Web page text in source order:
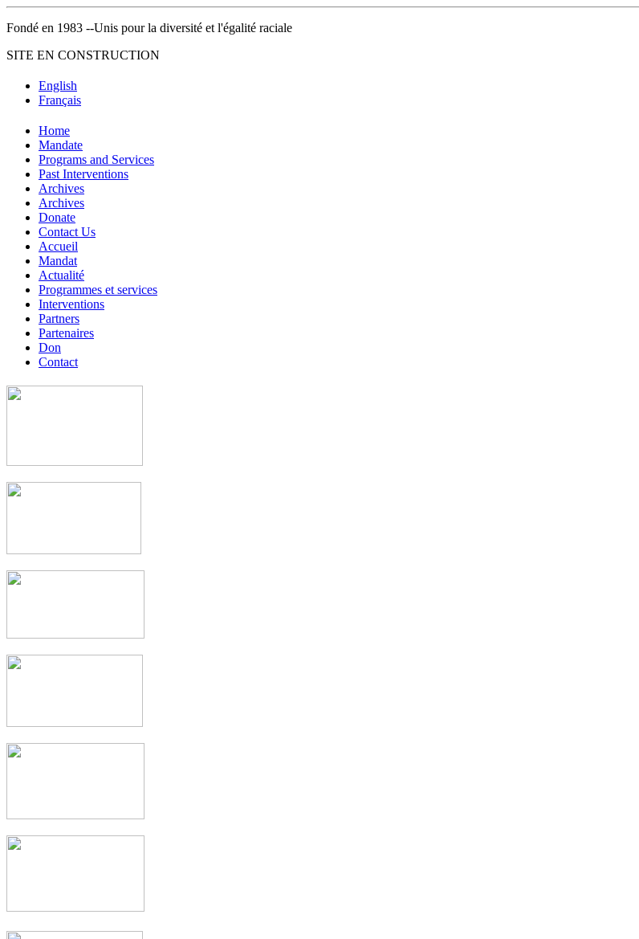
Fondé en 1983 --Unis pour la diversité et l'égalité raciale
SITE EN CONSTRUCTION
English
Français
Home
Mandate
Programs and Services
Past Interventions
Archives
Archives
Donate
Contact Us
Accueil
Mandat
Actualité
Programmes et services
Interventions
Partners
Partenaires
Don
Contact